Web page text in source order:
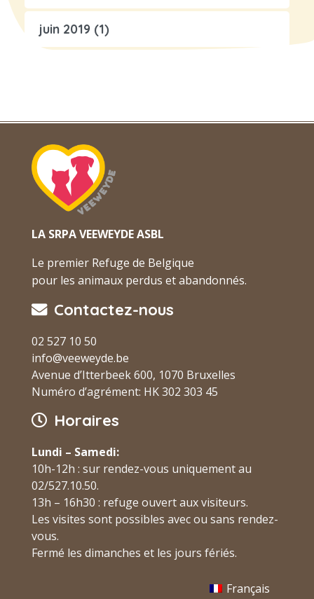
juin 2019 (1)
LA SRPA VEEWEYDE ASBL
Le premier Refuge de Belgique
pour les animaux perdus et abandonnés.
Contactez-nous
02 527 10 50
info@veeweyde.be
Avenue d’Itterbeek 600, 1070 Bruxelles
Numéro d’agrément: HK 302 303 45
Horaires
Lundi – Samedi:
10h-12h : sur rendez-vous uniquement au
02/527.10.50.
13h – 16h30 : refuge ouvert aux visiteurs.
Les visites sont possibles avec ou sans rendez-
vous.
Fermé les dimanches et les jours fériés.
Français